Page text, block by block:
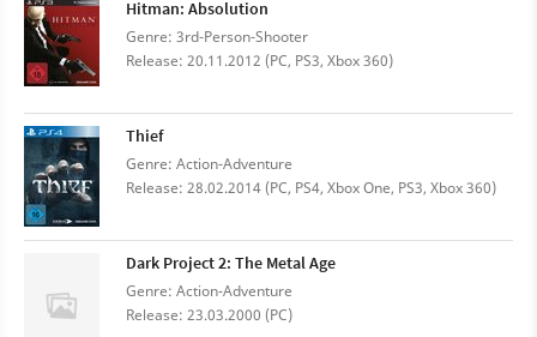
Hitman: Absolution
Genre: 3rd-Person-Shooter
Release: 20.11.2012 (PC, PS3, Xbox 360)
Thief
Genre: Action-Adventure
Release: 28.02.2014 (PC, PS4, Xbox One, PS3, Xbox 360)
Dark Project 2: The Metal Age
Genre: Action-Adventure
Release: 23.03.2000 (PC)